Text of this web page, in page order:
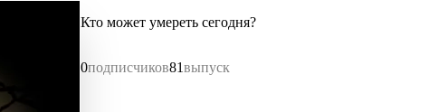
Кто может умереть сегодня?
0подписчиков81выпуск